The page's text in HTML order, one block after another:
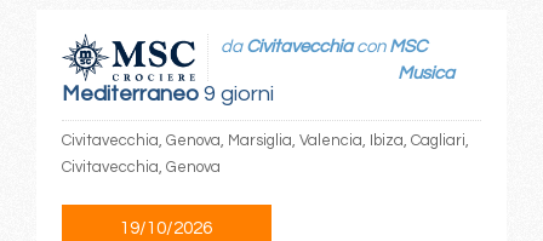
Mediterraneo9 giorni
da Civitavecchiacon MSC
Musica
Civitavecchia, Genova, Marsiglia, Valencia, Ibiza, Cagliari,
Civitavecchia, Genova
19/10/2026